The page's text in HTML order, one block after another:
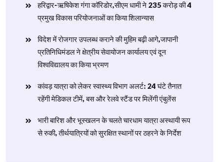
हरिद्वार-ऋषिकेश गंगा कॉरिडोर,सीएम धामी ने 235 करोड़ की 4
प्रमुख विकास परियोजनाओं का किया शिलान्यास
विदेश में रोजगार उपलब्ध कराने की मुहिम बढ़ी आगे,जापानी
प्रतिनिधिमंडल ने क्षेत्रीय सेवायोजन कार्यालय एवं दून
विश्वविद्यालय का किया भ्रमण
​कांवड़ यात्रा को लेकर स्वास्थ्य विभाग अलर्ट: 24 घंटे तैनात
रहेंगी मेडिकल टीमें, बस और रेलवे स्टैंड पर मिलेंगी एंबुलेंस
​भारी बारिश और भूस्खलन के चलते चारधाम यात्रा अस्थायी रूप
से रुकी, तीर्थयात्रियों को सुरक्षित स्थानों पर ठहरने के निर्देश